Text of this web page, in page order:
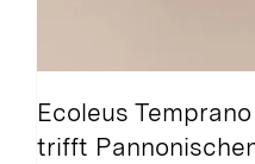
Ecoleus
trifft